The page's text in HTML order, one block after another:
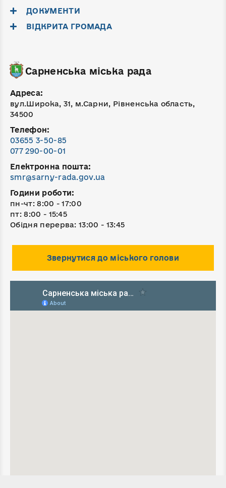
ДОКУМЕНТИ
ВІДКРИТА ГРОМАДА
Сарненська міська рада
Адреса:
вул.Широка, 31, м.Сарни, Рівненська область,
34500
Телефон:
03655 3-50-85
077 290-00-01
Електронна пошта:
smr@sarny-rada.gov.ua
Години роботи:
пн-чт: 8:00 - 17:00
пт: 8:00 - 15:45
Обідня перерва: 13:00 - 13:45
Звернутися до міського голови